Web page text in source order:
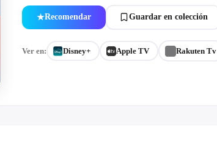
★Recomendar Guardar en colección
Ver en: Disney+ Apple TV Rakuten Tv